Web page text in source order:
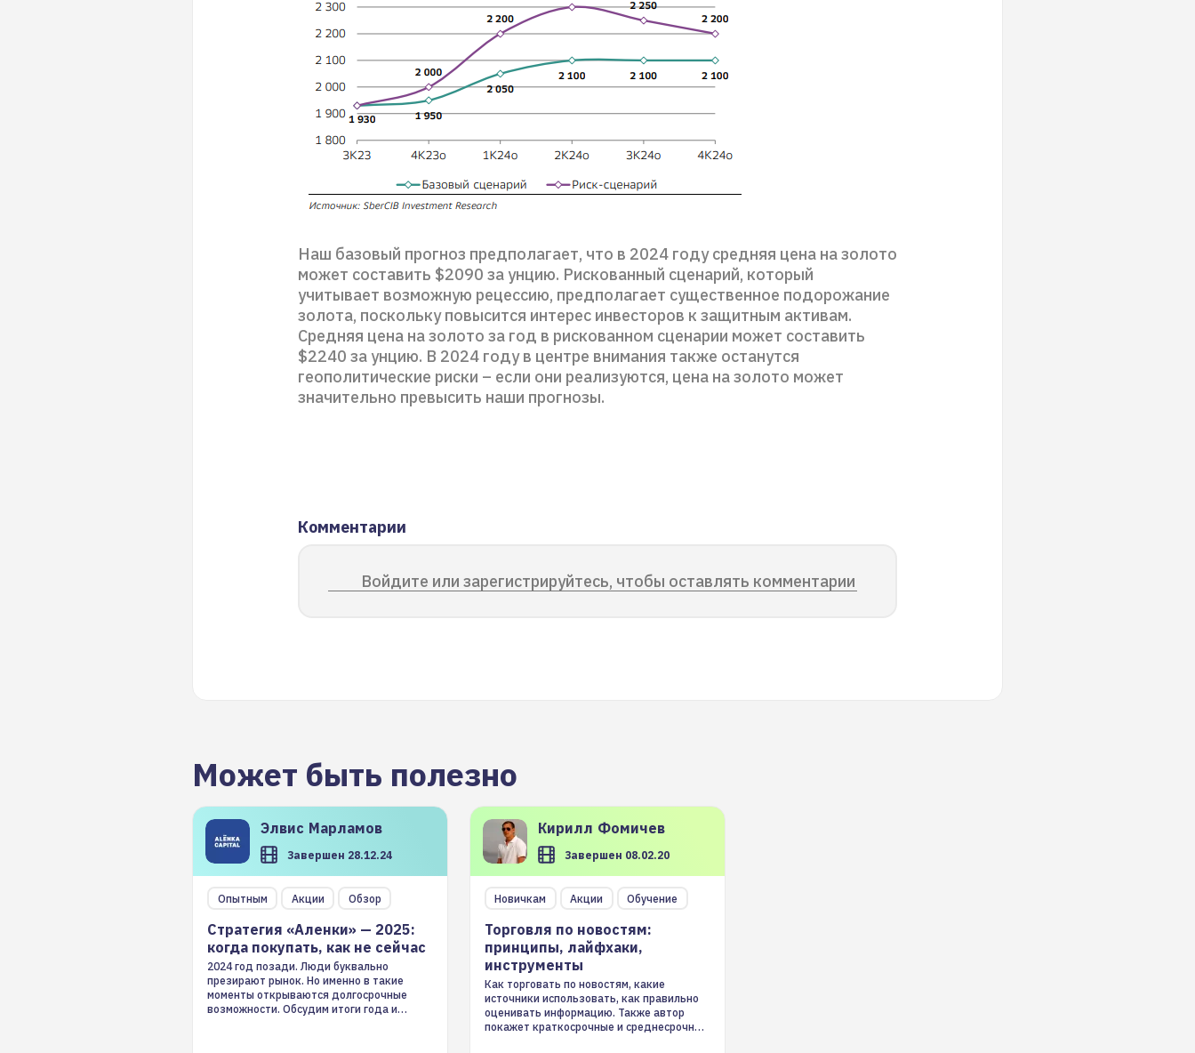
Наш базовый прогноз предполагает, что в 2024 году средняя цена на золото
может составить $2090 за унцию. Рискованный сценарий, который
учитывает возможную рецессию, предполагает существенное подорожание
золота, поскольку повысится интерес инвесторов к защитным активам.
Средняя цена на золото за год в рискованном сценарии может составить
$2240 за унцию. В 2024 году в центре внимания также останутся
геополитические риски – если они реализуются, цена на золото может
значительно превысить наши прогнозы.
Комментарии
Войдите или зарегистрируйтесь, чтобы оставлять комментарии
Может быть полезно
Элвис Марламов
Завершен 28.12.24
Опытным Акции Обзор
Стратегия «Аленки» — 2025:
когда покупать, как не сейчас
2024 год позади. Люди буквально
презирают рынок. Но именно в такие
моменты открываются долгосрочные
возможности. Обсудим итоги года и
Кирилл Фомичев
Завершен 08.02.20
Новичкам Акции Обучение
Торговля по новостям:
принципы, лайфхаки,
инструменты
Как торговать по новостям, какие
источники использовать, как правильно
оценивать информацию. Также автор
покажет краткосрочные и среднесрочные